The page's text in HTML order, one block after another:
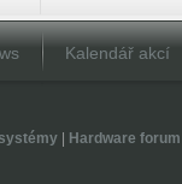
Kalendář akcí
| Hardware forum